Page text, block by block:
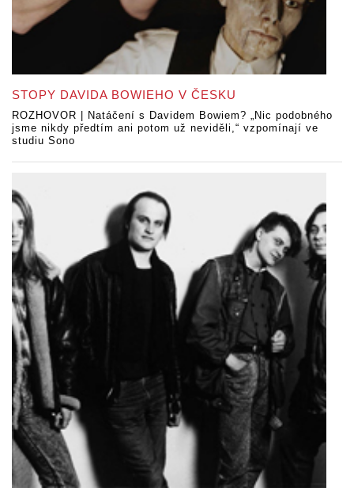
STOPY DAVIDA BOWIEHO V ČESKU
ROZHOVOR | Natáčení s Davidem Bowiem? „Nic podobného
jsme nikdy předtím ani potom už neviděli,“ vzpomínají ve
studiu Sono